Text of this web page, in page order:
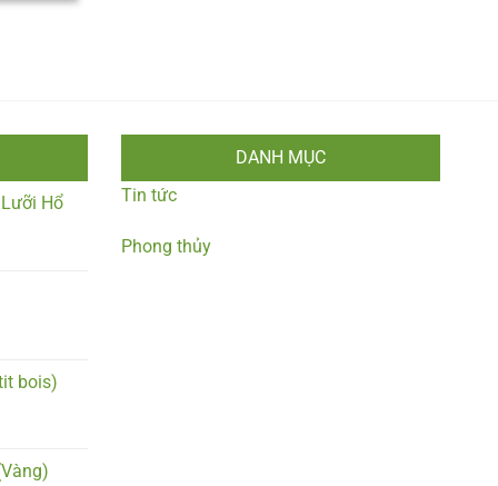
Hổ
bois)
DANH MỤC
Tin tức
Phong thủy